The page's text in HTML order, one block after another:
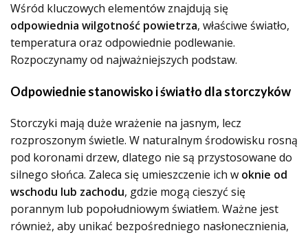
Wśród kluczowych elementów znajdują się
odpowiednia wilgotność powietrza, właściwe światło,
temperatura oraz odpowiednie podlewanie.
Rozpoczynamy od najważniejszych podstaw.
Odpowiednie stanowisko i światło dla storczyków
Storczyki mają duże wrażenie na jasnym, lecz
rozproszonym świetle. W naturalnym środowisku rosną
pod koronami drzew, dlatego nie są przystosowane do
silnego słońca. Zaleca się umieszczenie ich w oknie od
wschodu lub zachodu, gdzie mogą cieszyć się
porannym lub popołudniowym światłem. Ważne jest
również, aby unikać bezpośredniego nasłonecznienia,